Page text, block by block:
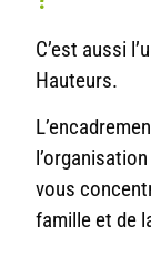
C’est aussi
Hauteurs.
vous
famille et de